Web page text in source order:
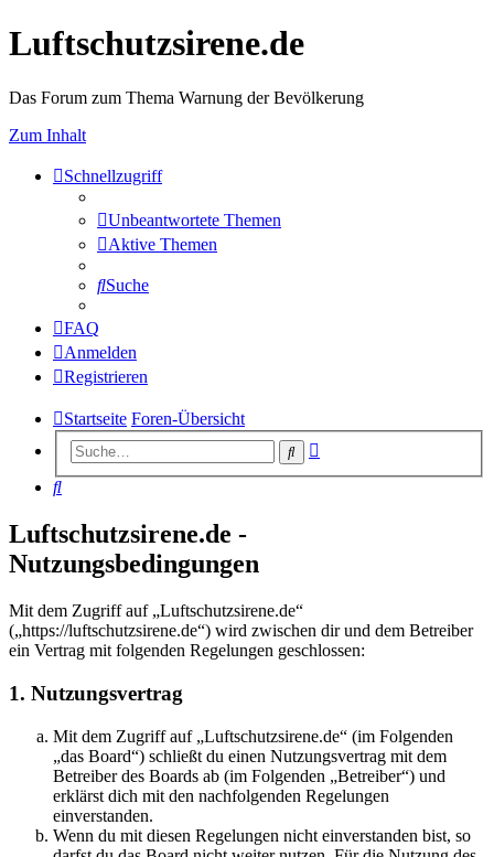
Luftschutzsirene.de
Das Forum zum Thema Warnung der Bevölkerung
Zum Inhalt
Schnellzugriff
Unbeantwortete Themen
Aktive Themen
Suche
FAQ
Anmelden
Registrieren
Startseite Foren-Übersicht
Suche
Suche
Luftschutzsirene.de -
Nutzungsbedingungen
Mit dem Zugriff auf „Luftschutzsirene.de“
(„https://luftschutzsirene.de“) wird zwischen dir und dem Betreiber
ein Vertrag mit folgenden Regelungen geschlossen:
1. Nutzungsvertrag
Mit dem Zugriff auf „Luftschutzsirene.de“ (im Folgenden
„das Board“) schließt du einen Nutzungsvertrag mit dem
Betreiber des Boards ab (im Folgenden „Betreiber“) und
erklärst dich mit den nachfolgenden Regelungen
einverstanden.
Wenn du mit diesen Regelungen nicht einverstanden bist, so